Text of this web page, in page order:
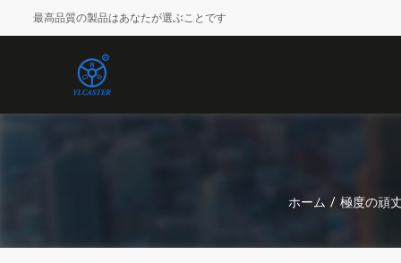
最高品質の製品はあなたが選ぶことです
ホーム / 極度の頑